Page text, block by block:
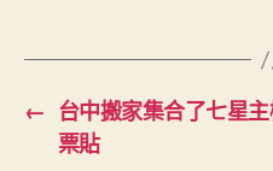
← 台中搬家集合了七星
票貼